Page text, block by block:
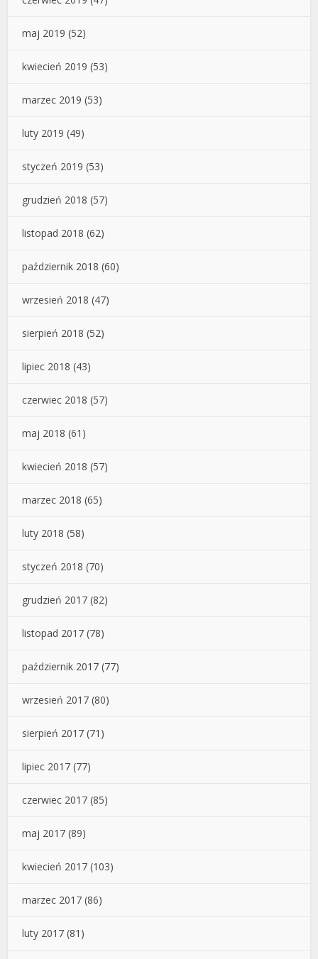
maj 2019 (52)
kwiecień 2019 (53)
marzec 2019 (53)
luty 2019 (49)
styczeń 2019 (53)
grudzień 2018 (57)
listopad 2018 (62)
październik 2018 (60)
wrzesień 2018 (47)
sierpień 2018 (52)
lipiec 2018 (43)
czerwiec 2018 (57)
maj 2018 (61)
kwiecień 2018 (57)
marzec 2018 (65)
luty 2018 (58)
styczeń 2018 (70)
grudzień 2017 (82)
listopad 2017 (78)
październik 2017 (77)
wrzesień 2017 (80)
sierpień 2017 (71)
lipiec 2017 (77)
czerwiec 2017 (85)
maj 2017 (89)
kwiecień 2017 (103)
marzec 2017 (86)
luty 2017 (81)